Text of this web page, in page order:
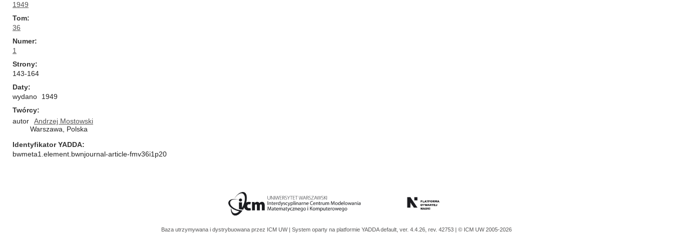
1949
Tom
36
Numer
1
Strony
143-164
Daty
wydano
1949
Twórcy
autor
Andrzej Mostowski
Warszawa, Polska
Identyfikator YADDA
bwmeta1.element.bwnjournal-article-fmv36i1p20
Baza utrzymywana i dystrybuowana przez ICM UW | System oparty na platformie YADDAdefault, ver. 4.4.26, rev. 42753 | © ICM UW 2005-2026